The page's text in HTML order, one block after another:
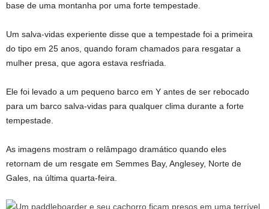
base de uma montanha por uma forte tempestade.
Um salva-vidas experiente disse que a tempestade foi a primeira
do tipo em 25 anos, quando foram chamados para resgatar a
mulher presa, que agora estava resfriada.
Ele foi levado a um pequeno barco em Y antes de ser rebocado
para um barco salva-vidas para qualquer clima durante a forte
tempestade.
As imagens mostram o relâmpago dramático quando eles
retornam de um resgate em Semmes Bay, Anglesey, Norte de
Gales, na última quarta-feira.